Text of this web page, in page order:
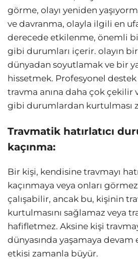
görme, olayı yeniden
ve davranma, olayla ilgili en
derecede etkilenme, önemli
gibi durumları içerir. olayın
dünyadan soyutlamak ve bir
hissetmek. Profesyonel destek
travma anına daha çok çekilir
gibi durumlardan kurtulması
Travmatik hatırlatıcı
kaçınma:
Bir kişi, kendisine travmayı
kaçınmaya veya onları
çalışabilir, ancak bu, kişinin
kurtulmasını sağlamaz veya
hafifletmez. Aksine kişi
dünyasında yaşamaya devam
etkisi zamanla büyür.